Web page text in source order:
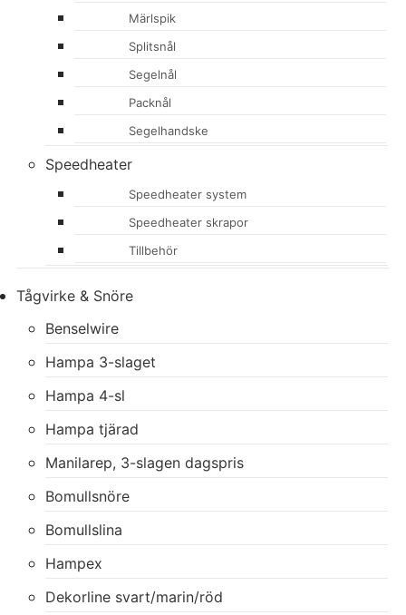
Märlspik
Splitsnål
Segelnål
Packnål
Segelhandske
Speedheater
Speedheater system
Speedheater skrapor
Tillbehör
Tågvirke & Snöre
Benselwire
Hampa 3-slaget
Hampa 4-sl
Hampa tjärad
Manilarep, 3-slagen dagspris
Bomullsnöre
Bomullslina
Hampex
Dekorline svart/marin/röd